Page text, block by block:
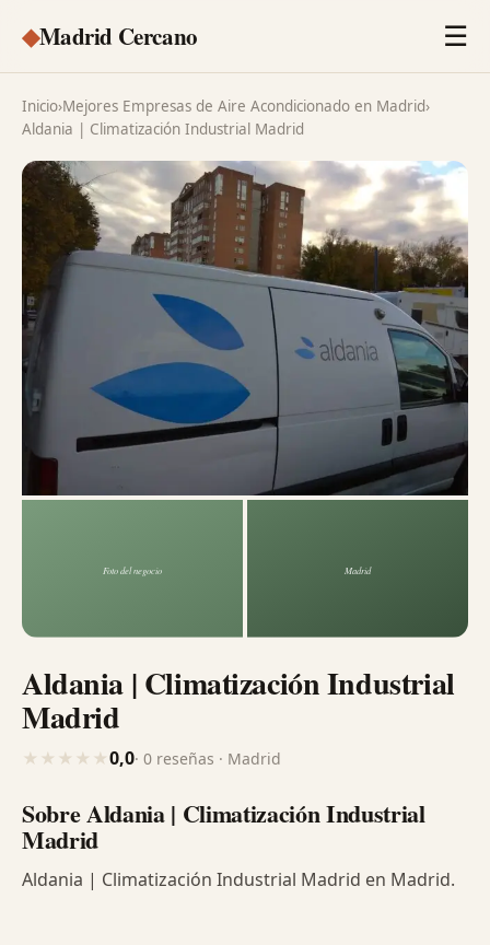
◆Madrid Cercano ☰
Inicio›Mejores Empresas de Aire Acondicionado en Madrid›
Aldania | Climatización Industrial Madrid
Aldania | Climatización Industrial
Madrid
★ ★ ★ ★ ★0,0· 0 reseñas · Madrid
Sobre Aldania | Climatización Industrial
Madrid
Aldania | Climatización Industrial Madrid en Madrid.